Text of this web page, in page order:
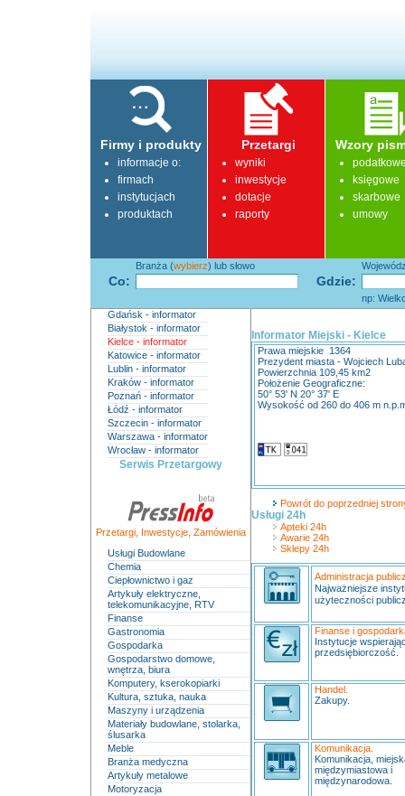
Firmy i produkty
informacje o:
firmach
instytucjach
produktach
Przetargi
wyniki
inwestycje
dotacje
raporty
Wzory
księgowe
skarbowe
umowy
Co: Gdzie:
Branża (wybierz) lub słowo
np:
Gdańsk - informator
Białystok - informator
Kielce - informator
Katowice - informator
Lublin - informator
Kraków - informator
Poznań - informator
Łódź - informator
Szczecin - informator
Warszawa - informator
Wrocław - informator
Serwis Przetargowy
Przetargi, Inwestycje, Zamówienia
Usługi Budowlane
Chemia
Ciepłownictwo i gaz
Artykuły elektryczne,
telekomunikacyjne, RTV
Finanse
Gastronomia
Gospodarka
Gospodarstwo domowe,
wnętrza, biura
Komputery, kserokopiarki
Kultura, sztuka, nauka
Maszyny i urządzenia
Materiały budowlane, stolarka,
ślusarka
Meble
Branża medyczna
Artykuły metalowe
Motoryzacja
Informator Miejski - Kielce
Prawa miejskie 1364
Prezydent miasta - Wojciech
Powierzchnia 109,45 km2
Położenie Geograficzne:
50° 53' N 20° 37' E
Wysokość od 260 do 406 m
Powrót do poprzedniej
Usługi 24h
Apteki 24h
Awarie 24h
Sklepy 24h
Administracja
Najważniejsze
użyteczności
Finanse i
Instytucje
przedsiębiorczość.
Handel.
Zakupy.
Komunikacja.
Komunikacja,
międzymiastowa i
międzynarodowa.